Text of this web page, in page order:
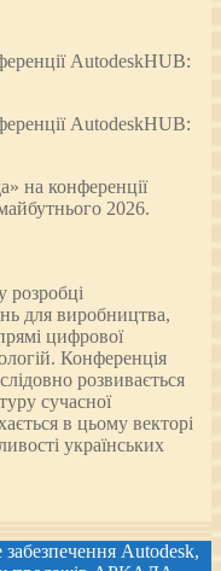
на конференції
2026.
розробці
для виробництва,
цифрової
Конференція
розвивається
сучасної
в цьому векторі
українських
Autodesk,